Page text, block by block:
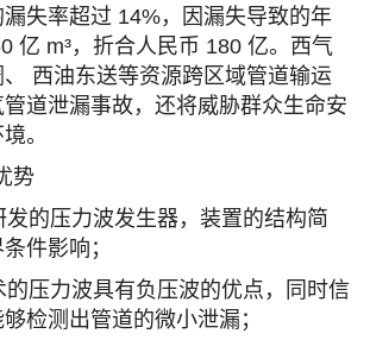
失率超过 14%，因漏失导致的年
亿 m³，折合人民币 180 亿。西气
西油东送等资源跨区域管道输运
道泄漏事故，还将威胁群众生命安
。
势
发的压力波发生器，装置的结构简
件影响；
的压力波具有负压波的优点，同时信
检测出管道的微小泄漏；